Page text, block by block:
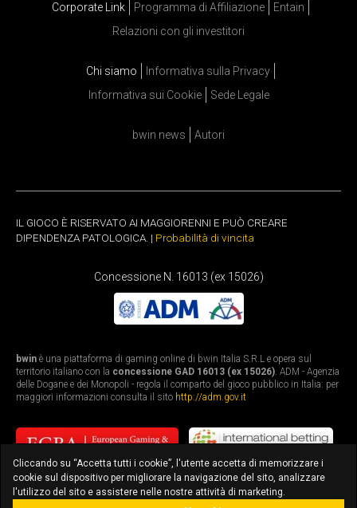
Corporate Link Programma di Affiliazione
Entain
Relazioni con gli investitori
Chi siamo
Informativa sulla Privacy
Informativa sui Cookie
Sede Legale
bwin news Autori
IL GIOCO È RISERVATO AI MAGGIORENNI E PUÒ CREARE
DIPENDENZA PATOLOGICA. | Probabilità di vincita
Concessione N. 16013 (ex 15026)
bwin è una piattaforma di gaming online di bwin Italia S.R.L e opera sul
territorio italiano con la concessione GAD 16013 (ex 15026). ADM - Agenzia
delle Dogane e dei Monopoli - regola il comparto del gioco pubblico in Italia: per
maggiori informazioni consulta il sito http://adm.gov.it
Cliccando su “Accetta tutti i cookie”, l'utente accetta di memorizzare i
cookie sul dispositivo per migliorare la navigazione del sito, analizzare
l'utilizzo del sito e assistere nelle nostre attività di marketing.